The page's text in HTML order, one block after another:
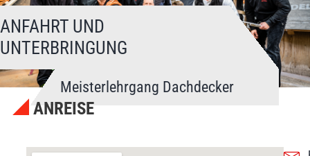
ANFAHRT UND
UNTERBRINGUNG
Meisterlehrgang Dachdecker
ANREISE